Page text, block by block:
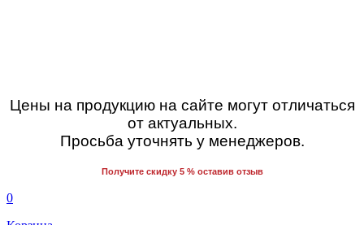
Цены на продукцию на сайте могут отличаться
от актуальных.
Просьба уточнять у менеджеров.
Получите скидку 5 % оставив отзыв
0